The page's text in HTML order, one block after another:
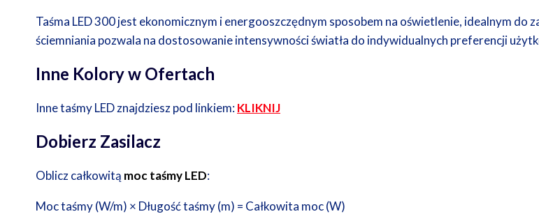
Taśma LED 300 jest ekonomicznym i energooszczędnym sposobem na oświetlenie, idealnym
ściemniania pozwala na dostosowanie intensywności światła do indywidualnych preferencji
Inne Kolory w Ofertach
Inne taśmy LED znajdziesz pod linkiem:KLIKNIJ
Dobierz Zasilacz
Oblicz całkowitą moc taśmy LED:
Moc taśmy (W/m) × Długość taśmy (m) = Całkowita moc (W)